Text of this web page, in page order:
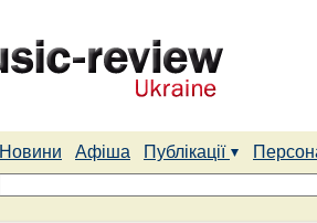
Новини Афіша Публікації